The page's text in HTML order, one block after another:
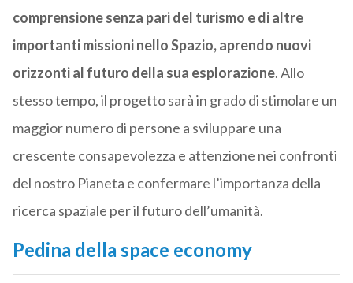
comprensione senza pari del turismo e di altre
importanti missioni nello Spazio, aprendo nuovi
orizzonti al futuro della sua esplorazione. Allo
stesso tempo, il progetto sarà in grado di stimolare un
maggior numero di persone a sviluppare una
crescente consapevolezza e attenzione nei confronti
del nostro Pianeta e confermare l’importanza della
ricerca spaziale per il futuro dell’umanità.
Pedina della space economy